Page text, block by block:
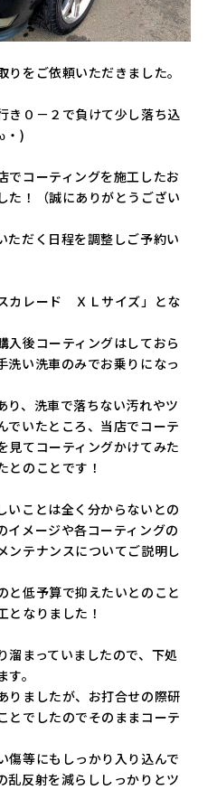
をご依頼いただきました。
き０－２で負けて少し落ち込
・)
でコーティングを施工したお
た！（誠にありがとうござい
ただく日程を調整しご予約い
カレード ＸＬサイズ」とな
入後コーティングはしておら
洗い洗車のみでお乗りになっ
り、洗車で落ちない汚れやツ
でいたところ、当店でコーテ
見てコーティングかけてみた
とのことです！
いことは全く分からないとの
イメージや各コーティングの
ンテナンスについてご説明し
と低予算で抑えたいとのこと
となりました！
溜まっていましたので、下処
。
りましたが、お打合せの際研
とでしたのでそのままコーテ
傷等にもしっかり入り込んで
乱反射を減らししっかりとツ